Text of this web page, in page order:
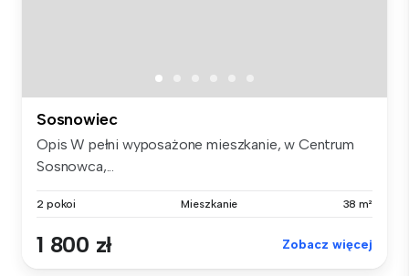
Sosnowiec
Opis W pełni wyposażone mieszkanie, w Centrum
Sosnowca,...
2 pokoi Mieszkanie 38 m²
1 800 zł Zobacz więcej